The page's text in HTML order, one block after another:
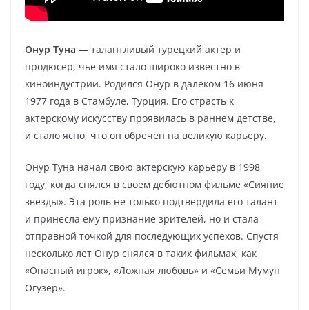
Онур Туна — талантливый турецкий актер и
продюсер, чье имя стало широко известно в
киноиндустрии. Родился Онур в далеком 16 июня
1977 года в Стамбуле, Турция. Его страсть к
актерскому искусству проявилась в раннем детстве,
и стало ясно, что он обречен на великую карьеру.
Онур Туна начал свою актерскую карьеру в 1998
году, когда снялся в своем дебютном фильме «Сияние
звезды». Эта роль не только подтвердила его талант
и принесла ему признание зрителей, но и стала
отправной точкой для последующих успехов. Спустя
несколько лет Онур снялся в таких фильмах, как
«Опасный игрок», «Ложная любовь» и «Семьи Мумун
Огузер».